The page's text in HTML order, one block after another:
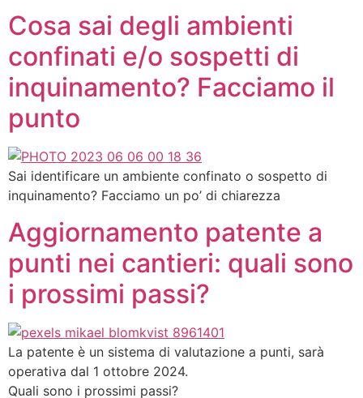
Cosa sai degli ambienti
confinati e/o sospetti di
inquinamento? Facciamo il
punto​
Sai identificare un ambiente confinato o sospetto di
inquinamento? Facciamo un po’ di chiarezza
Aggiornamento patente a
punti nei cantieri: quali sono
i prossimi passi?
La patente è un sistema di valutazione a punti, sarà
operativa dal 1 ottobre 2024.
Quali sono i prossimi passi?